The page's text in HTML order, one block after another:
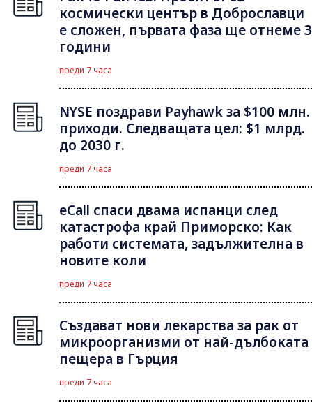
космически център в Доброславци
е сложен, първата фаза ще отнеме 3
години
преди 7 часа
NYSE поздрави Payhawk за $100 млн.
приходи. Следващата цел: $1 млрд.
до 2030 г.
преди 7 часа
eCall спаси двама испанци след
катастрофа край Приморско: Как
работи системата, задължителна в
новите коли
преди 7 часа
Създават нови лекарства за рак от
микроорганизми от най-дълбоката
пещера в Гърция
преди 7 часа